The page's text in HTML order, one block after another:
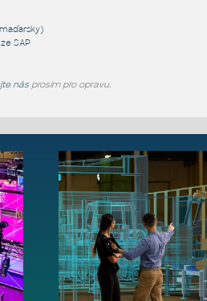
ze SAP
násprosím pro opravu.